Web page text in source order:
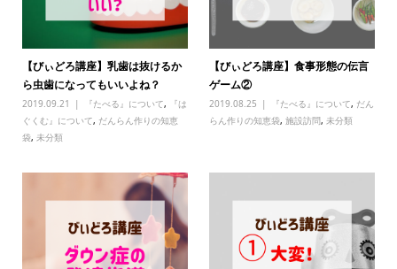
【びぃどろ講座】乳歯は抜けるか
ら虫歯になってもいいよね？
2019.09.21 『たべる』について,
『は
ぐくむ』について, だんらん作りの知恵
袋, 未分類
【びぃどろ講座】食事形態の伝言
ゲーム②
2019.08.25 『たべる』について, だん
らん作りの知恵袋,施設訪問,未分類